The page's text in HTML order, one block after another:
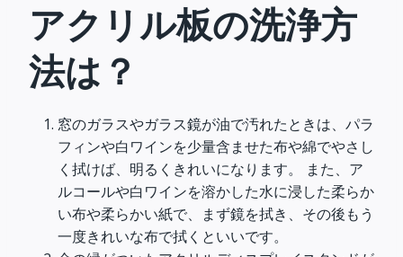
アクリル板の洗浄方
法は？
窓のガラスやガラス鏡が油で汚れたときは、パラ
フィンや白ワインを少量含ませた布や綿でやさし
く拭けば、明るくきれいになります。 また、ア
ルコールや白ワインを溶かした水に浸した柔らか
い布や柔らかい紙で、まず鏡を拭き、その後もう
一度きれいな布で拭くといいです。